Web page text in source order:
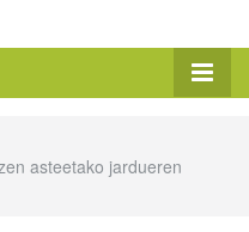
asteetako jardueren